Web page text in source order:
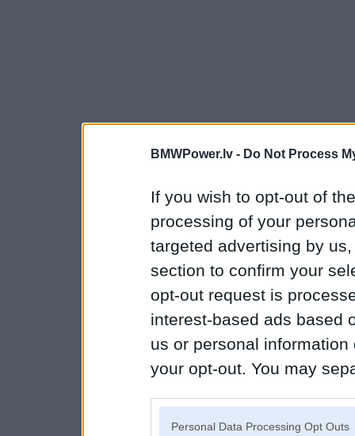
BMWPower.lv - Do Not Process
If you wish to opt-out of
processing of your
targeted advertising by
section to confirm your
opt-out request is
interest-based ads based
us or personal
your opt-out. You may
Personal Data Processing Opt Outs